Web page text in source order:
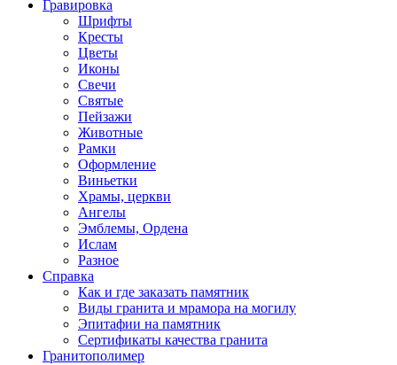
Гравировка
Шрифты
Кресты
Цветы
Иконы
Свечи
Святые
Пейзажи
Животные
Рамки
Оформление
Виньетки
Храмы, церкви
Ангелы
Эмблемы, Ордена
Ислам
Разное
Справка
Как и где заказать памятник
Виды гранита и мрамора на могилу
Эпитафии на памятник
Сертификаты качества гранита
Гранитополимер